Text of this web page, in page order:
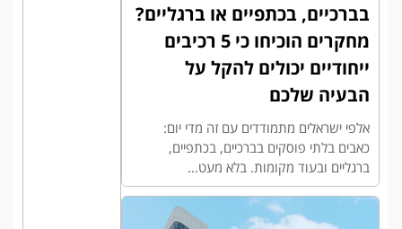
בברכיים, בכתפיים או ברגליים?
מחקרים הוכיחו כי 5 רכיבים
ייחודיים יכולים להקל על
הבעיה שלכם
אלפי ישראלים מתמודדים עם זה מדי יום:
כאבים בלתי פוסקים בברכיים, בכתפיים,
ברגליים ובעוד מקומות. בלא מעט...